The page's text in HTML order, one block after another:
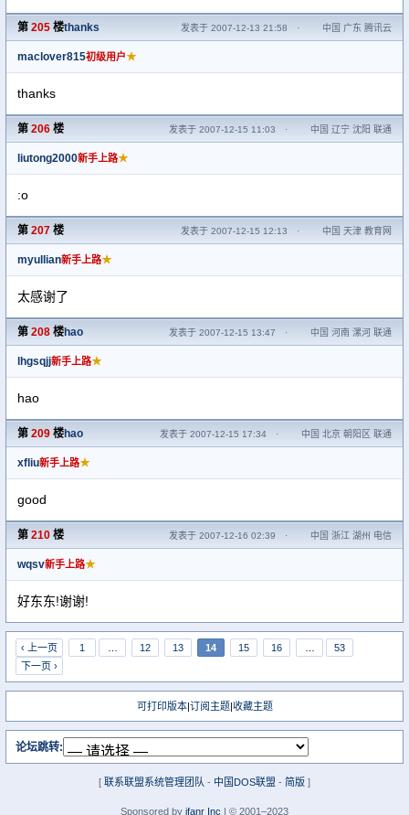
第 205 楼thanks 发表于 2007-12-13 21:58 · 中国 广东 腾讯云
maclover815初级用户★
thanks
第 206 楼 发表于 2007-12-15 11:03 · 中国 辽宁 沈阳 联通
liutong2000新手上路★
:o
第 207 楼 发表于 2007-12-15 12:13 · 中国 天津 教育网
myullian新手上路★
太感谢了
第 208 楼hao 发表于 2007-12-15 13:47 · 中国 河南 漯河 联通
lhgsqjj新手上路★
hao
第 209 楼hao 发表于 2007-12-15 17:34 · 中国 北京 朝阳区 联通
xfliu新手上路★
good
第 210 楼 发表于 2007-12-16 02:39 · 中国 浙江 湖州 电信
wqsv新手上路★
好东东!谢谢!
‹ 上一页 1 12 13 14 15 16
53
下一页 ›
可打印版本|订阅主题|收藏主题
论坛跳转:
[ 联系联盟系统管理团队 - 中国DOS联盟 - 简版 ]
Sponsored by ifanr Inc | © 2001–2023